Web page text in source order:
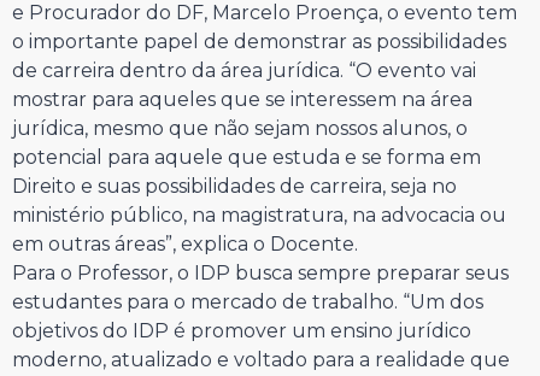
e Procurador do DF, Marcelo Proença, o evento tem
o importante papel de demonstrar as possibilidades
de carreira dentro da área jurídica. “O evento vai
mostrar para aqueles que se interessem na área
jurídica, mesmo que não sejam nossos alunos, o
potencial para aquele que estuda e se forma em
Direito e suas possibilidades de carreira, seja no
ministério público, na magistratura, na advocacia ou
em outras áreas”, explica o Docente.
Para o Professor, o IDP busca sempre preparar seus
estudantes para o mercado de trabalho. “Um dos
objetivos do IDP é promover um ensino jurídico
moderno, atualizado e voltado para a realidade que